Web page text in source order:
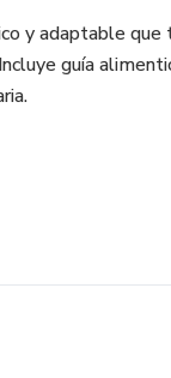
y adaptable
guía